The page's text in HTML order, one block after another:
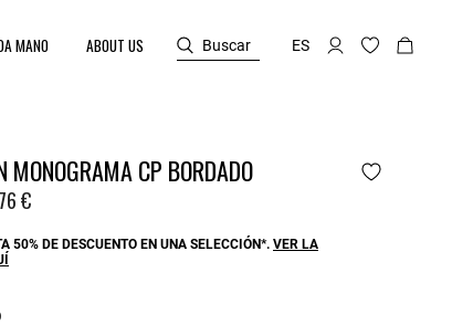
MANO ABOUT US Buscar ES
MONOGRAMA CP BORDADO
76 €
50% DE DESCUENTO EN UNA SELECCIÓN*. VER LA